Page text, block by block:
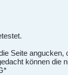
Seite
können die